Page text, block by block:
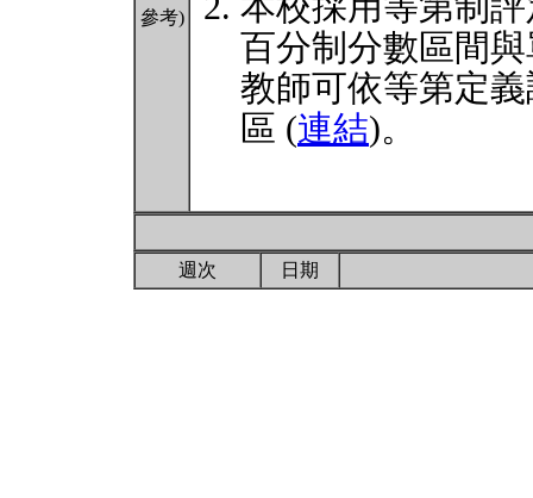
參考)
百分制分數區間
教師可依等第定
區 (連結)。
週次 日期